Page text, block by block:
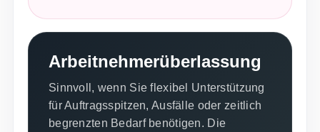
Arbeitnehmerüberlassung
Sinnvoll, wenn Sie flexibel Unterstützung
für Auftragsspitzen, Ausfälle oder zeitlich
begrenzten Bedarf benötigen. Die